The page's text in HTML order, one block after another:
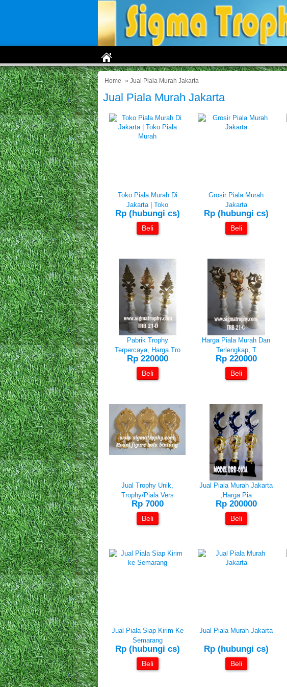
Home » Jual Piala Murah Jakarta
Jual Piala Murah Jakarta
Toko Piala Murah Di
Jakarta | Toko
Rp (hubungi cs)
Beli
Grosir Piala Murah
Jakarta
Rp (hubungi cs)
Beli
Pabrik Trophy
Terpercaya, Harga Tro
Rp 220000
Beli
Harga Piala Murah Dan
Terlengkap, T
Rp 220000
Beli
Jual Trophy Unik,
Trophy/Piala Vers
Rp 7000
Beli
Jual Piala Murah Jakarta
,Harga Pia
Rp 200000
Beli
Jual Piala Siap Kirim Ke
Semarang
Rp (hubungi cs)
Beli
Jual Piala Murah Jakarta
Rp (hubungi cs)
Beli